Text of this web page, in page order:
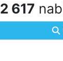
2 617